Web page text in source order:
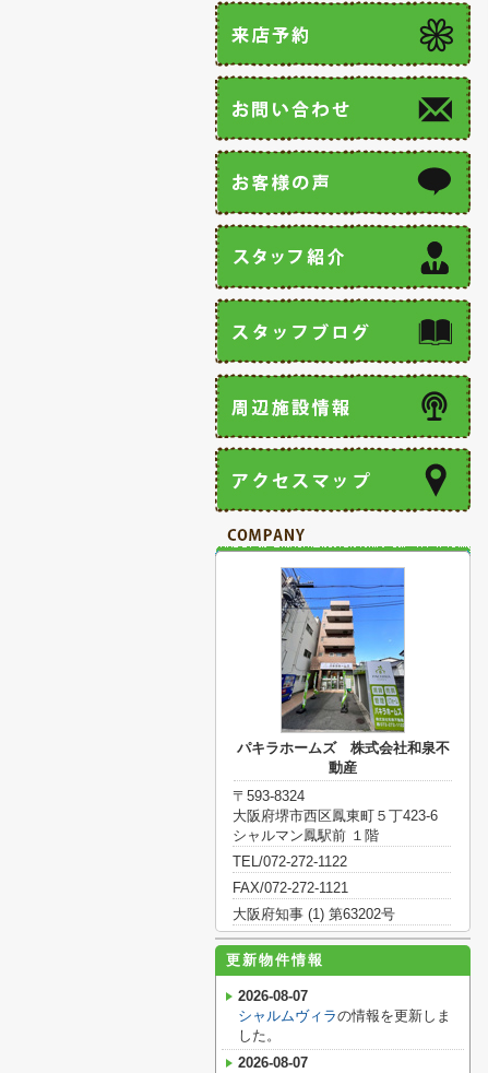
パキラホームズ 株式会社和泉不
動産
〒593-8324
大阪府堺市西区鳳東町５丁423-6
シャルマン鳳駅前 １階
TEL/072-272-1122
FAX/072-272-1121
大阪府知事 (1) 第63202号
更新物件情報
2026-08-07
シャルムヴィラの情報を更新しま
した。
2026-08-07